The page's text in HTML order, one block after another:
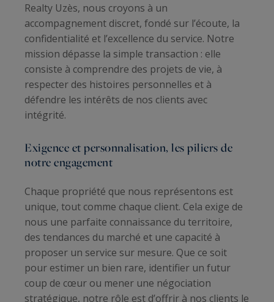
Realty Uzès, nous croyons à un
accompagnement discret, fondé sur l’écoute, la
confidentialité et l’excellence du service. Notre
mission dépasse la simple transaction : elle
consiste à comprendre des projets de vie, à
respecter des histoires personnelles et à
défendre les intérêts de nos clients avec
intégrité.
Exigence et personnalisation, les piliers de
notre engagement
Chaque propriété que nous représentons est
unique, tout comme chaque client. Cela exige de
nous une parfaite connaissance du territoire,
des tendances du marché et une capacité à
proposer un service sur mesure. Que ce soit
pour estimer un bien rare, identifier un futur
coup de cœur ou mener une négociation
stratégique, notre rôle est d’offrir à nos clients le